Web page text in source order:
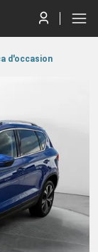
d'occasion